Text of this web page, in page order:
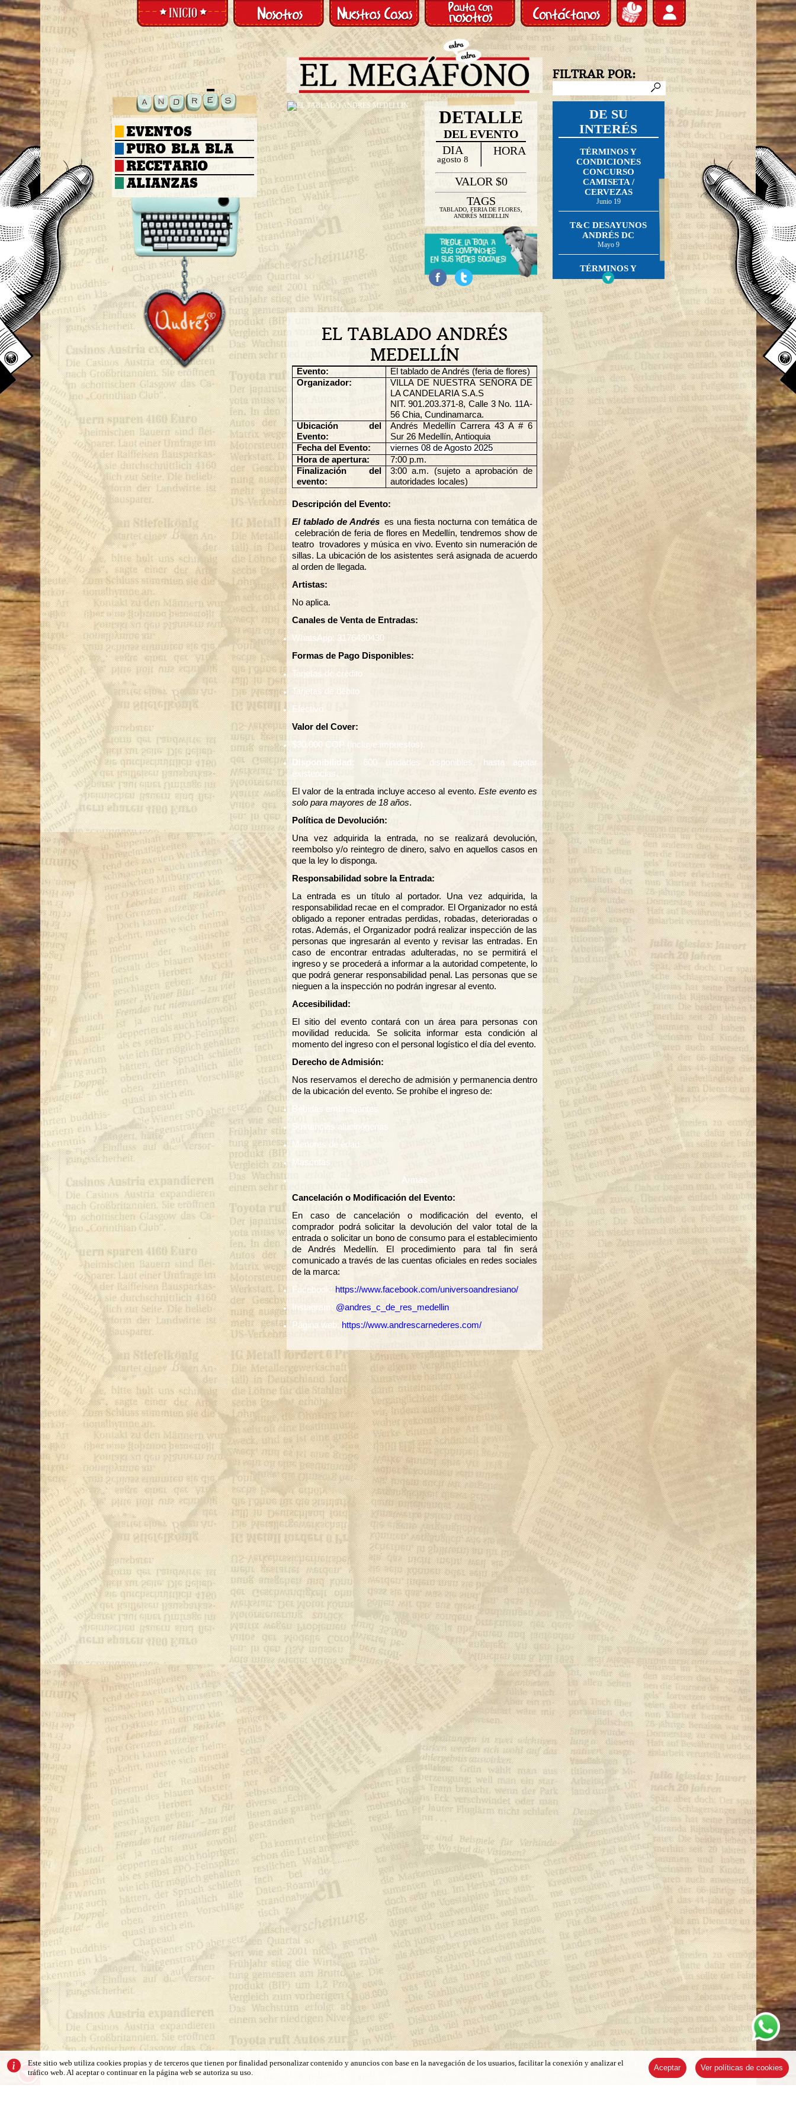
0
EVENTOS
PURO BLA BLA
RECETARIO
ALIANZAS
DETALLE
DEL EVENTO
DIA
agosto 8
HORA
VALOR $0
TAGS
TABLADO, FERIA DE FLORES,
ANDRÉS MEDELLIN
EL TABLADO ANDRÉS
MEDELLÍN
Evento:
El tablado de Andrés (feria de flores)
Organizador:
VILLA DE NUESTRA SEÑORA DE
LA CANDELARIA S.A.S
NIT. 901.203.371-8, Calle 3 No. 11A-
56 Chia, Cundinamarca.
Ubicación del
Evento:
Andrés Medellín Carrera 43 A # 6
Sur 26 Medellín, Antioquia
Fecha del Evento:
viernes 08 de Agosto 2025
Hora de apertura:
7:00 p.m.
Finalización del
evento:
3:00 a.m. (sujeto a aprobación de
autoridades locales)
Descripción del Evento:
El tablado de Andrés es una fiesta nocturna con temática de
celebración de feria de flores en Medellín, tendremos show de
teatro trovadores y música en vivo. Evento sin numeración de
sillas. La ubicación de los asistentes será asignada de acuerdo
al orden de llegada.
Artistas:
No aplica.
Canales de Venta de Entradas:
WhatsApp: 3176430430
Formas de Pago Disponibles:
Tarjetas de crédito
Tarjetas de débito
Efectivo
Valor del Cover:
$30.000 COP (incluye impuestos).
Disponibilidad:
600 unidades disponibles, hasta agotar
existencias.
El valor de la entrada incluye acceso al evento.Este evento es
solo para mayores de 18 años.
Política de Devolución:
Una vez adquirida la entrada, no se realizará devolución,
reembolso y/o reintegro de dinero, salvo en aquellos casos en
que la ley lo disponga.
Responsabilidad sobre la Entrada:
La entrada es un título al portador. Una vez adquirida, la
responsabilidad recae en el comprador. El Organizador no está
obligado a reponer entradas perdidas, robadas, deterioradas o
rotas. Además, el Organizador podrá realizar inspección de las
personas que ingresarán al evento y revisar las entradas. En
caso de encontrar entradas adulteradas, no se permitirá el
ingreso y se procederá a informar a la autoridad competente, lo
que podrá generar responsabilidad penal. Las personas que se
nieguen a la inspección no podrán ingresar al evento.
Accesibilidad:
El sitio del evento contará con un área para personas con
movilidad reducida. Se solicita informar esta condición al
momento del ingreso con el personal logístico el día del evento.
Derecho de Admisión:
Nos reservamos el derecho de admisión y permanencia dentro
de la ubicación del evento. Se prohíbe el ingreso de:
Bebidas embriagantes
Sustancias alucinógenas
Menores de edad
Mascotas
Armas
Cancelación o Modificación del Evento:
En caso de cancelación o modificación del evento, el
comprador podrá solicitar la devolución del valor total de la
entrada o solicitar un bono de consumo para el establecimiento
de Andrés Medellín. El procedimiento para tal fin será
comunicado a través de las cuentas oficiales en redes sociales
de la marca:
Facebook: https://www.facebook.com/universoandresiano/
Instagram: @andres_c_de_res_medellin
Página web: https://www.andrescarnederes.com/
FILTRAR POR:
DE SU
INTERÉS
TÉRMINOS Y
CONDICIONES
CONCURSO
CAMISETA /
CERVEZAS
Junio 19
T&C DESAYUNOS
ANDRÉS DC
Mayo 9
TÉRMINOS Y
CONDICIONES COVER
ANDRÉS D.C.
Marzo 30
BRINDIS CON CÉSAR
MORA - ANDRÉS DC
Marzo 26
SYSTEMA SOLAR
ANDRÉS CHÍA
Marzo 14
BACK TO 2000S EN
ANDRÉS DC
Enero 31
TARDEO Y PICOTEO
ANDRÉS CHÍA
Enero 31
TARDEO EN ANDRÉS
D.C
Enero 20
SAN SILVESTRE
ANDRÉS MEDELLÍN
Diciembre 31
SAN SILVESTRE 2025
ACR
Diciembre 31
Este sitio web utiliza cookies propias y de terceros que tienen por finalidad personalizar contenido y anuncios con base en la navegación de los usuarios, facilitar la conexión y analizar el
tráfico web. Al aceptar o continuar en la página web se autoriza su uso.
Aceptar Ver políticas de cookies